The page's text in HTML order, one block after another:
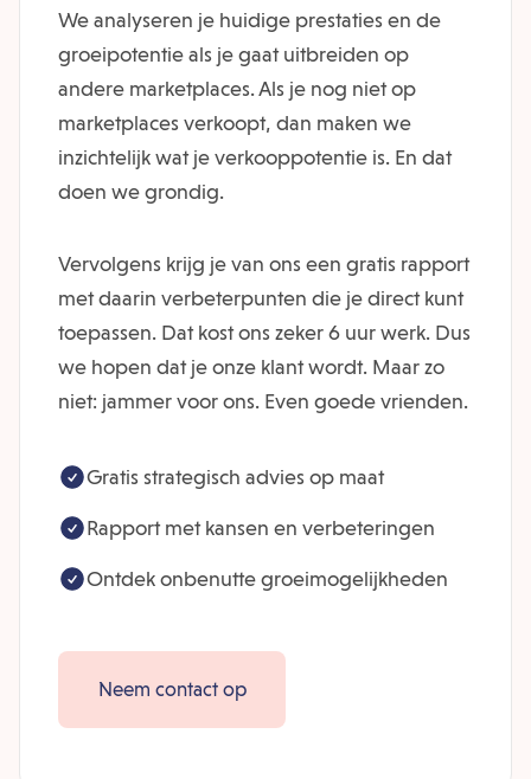
We analyseren je huidige prestaties en de
groeipotentie als je gaat uitbreiden op
andere marketplaces. Als je nog niet op
marketplaces verkoopt, dan maken we
inzichtelijk wat je verkooppotentie is. En dat
doen we grondig.
Vervolgens krijg je van ons een gratis rapport
met daarin verbeterpunten die je direct kunt
toepassen. Dat kost ons zeker 6 uur werk. Dus
we hopen dat je onze klant wordt. Maar zo
niet: jammer voor ons. Even goede vrienden.
Gratis strategisch advies op maat
Rapport met kansen en verbeteringen
Ontdek onbenutte groeimogelijkheden
Neem contact op